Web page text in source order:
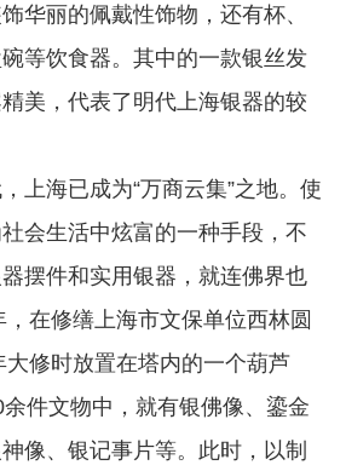
华丽的佩戴性饰物，还有杯、
等饮食器。其中的一款银丝发
美，代表了明代上海银器的较
海已成为“万商云集”之地。使
会生活中炫富的一种手段，不
摆件和实用银器，就连佛界也
在修缮上海市文保单位西林圆
修时放置在塔内的一个葫芦
件文物中，就有银佛像、鎏金
像、银记事片等。此时，以制